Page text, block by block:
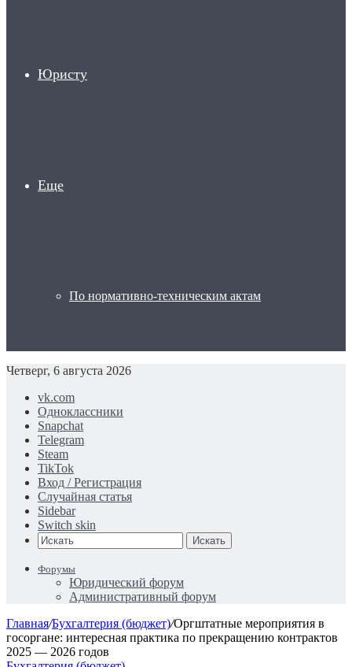
Юристу
Еще
По нормативно-техническим актам
Четверг, 6 августа 2026
vk.com
Одноклассники
Snapchat
Telegram
Steam
TikTok
Вход / Регистрация
Случайная статья
Sidebar
Switch skin
Искать
Форумы
Юридический форум
Административный форум
Главная/Бухгалтерия (бюджет)/Оргштатные мероприятия в
госоргане: интересная практика по прекращению контрактов
2025 — 2026 годов